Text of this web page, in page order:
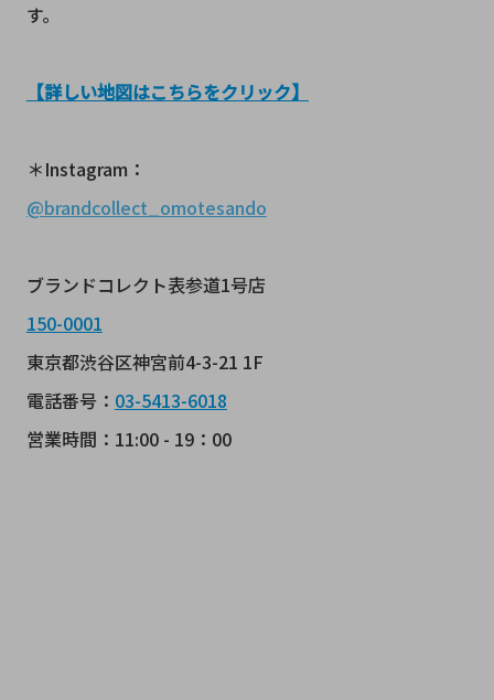
す。
【詳しい地図はこちらをクリック】
＊Instagram：
@brandcollect_omotesando
ブランドコレクト表参道1号店
150-0001
東京都渋谷区神宮前4-3-21 1F
電話番号： 03-5413-6018
営業時間：11:00 - 19：00